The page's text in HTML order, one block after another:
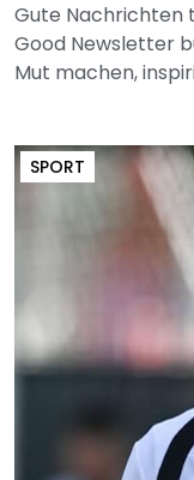
Gute Nachrichten
Good Newsletter
Mut machen,
SPORT